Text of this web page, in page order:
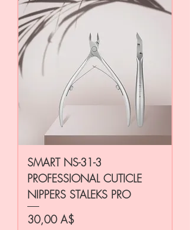
SMART NS-31-3
PROFESSIONAL CUTICLE
NIPPERS STALEKS PRO
Цена
30,00 A$